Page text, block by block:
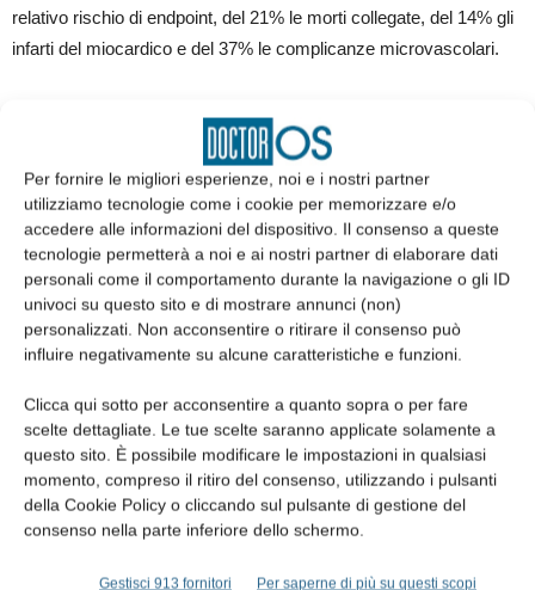
Per fornire le migliori esperienze, noi e i nostri partner
utilizziamo tecnologie come i cookie per memorizzare e/o
accedere alle informazioni del dispositivo. Il consenso a queste
tecnologie permetterà a noi e ai nostri partner di elaborare dati
personali come il comportamento durante la navigazione o gli ID
univoci su questo sito e di mostrare annunci (non)
personalizzati. Non acconsentire o ritirare il consenso può
influire negativamente su alcune caratteristiche e funzioni.
Clicca qui sotto per acconsentire a quanto sopra o per fare
scelte dettagliate. Le tue scelte saranno applicate solamente a
questo sito. È possibile modificare le impostazioni in qualsiasi
momento, compreso il ritiro del consenso, utilizzando i pulsanti
della Cookie Policy o cliccando sul pulsante di gestione del
consenso nella parte inferiore dello schermo.
Gestisci 913 fornitori Per saperne di più su questi scopi
relativo rischio di endpoint, del 21% le morti collegate, del 14% gli
infarti del miocardico e del 37% le complicanze microvascolari.
I diabetologi devono essere a conoscenza dei sintomi della PD ed
esaminare ogni segnale del paziente rimandandolo al dentista, se
necessario.
In occasione del Workshop del 2017 a Madrid, l’International
diabetes federation (IDF) e la European federation of
periodontology (EFP) in partnership con Sunstar hanno lavorato a
linee guida per medici, dentisti e pazienti con diabete e/o
di una gestione multidisciplinare alla malattia.
Impegno che continua attraverso workshop, tavoli di lavoro ed
eventi sul territorio per consapevolizzare il maggior numero di
persone sulla correlazione tra salute orale e diabete.